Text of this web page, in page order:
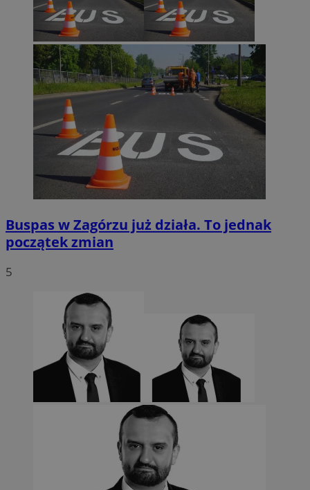
Buspas w Zagórzu już działa. To jednak
początek zmian
5